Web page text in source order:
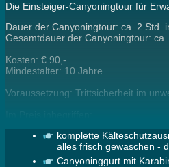
Die Einsteiger-Canyoningtour für
Dauer der Canyoningtour: ca. 2 Std.
Gesamtdauer der Canyoningtour: ca.
Kosten: € 90,-
Mindestalter: 10 Jahre
Voraussetzung: Trittsicherheit im
komplette
alles frisch gewaschen -
Canyoninggurt mit